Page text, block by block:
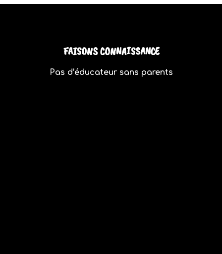
FAISONS CONNAISSANCE
Pas d’éducateur sans parents